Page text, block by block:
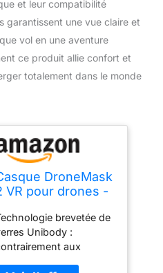
et leur compatibilité
garantissent une vue claire et
vol en une aventure
ce produit allie confort et
totalement dans le monde
DroneMask
VR pour drones -
DJI, Skydio,
et plus -
& iOS -
de
brevetée de
Unibody :
aux